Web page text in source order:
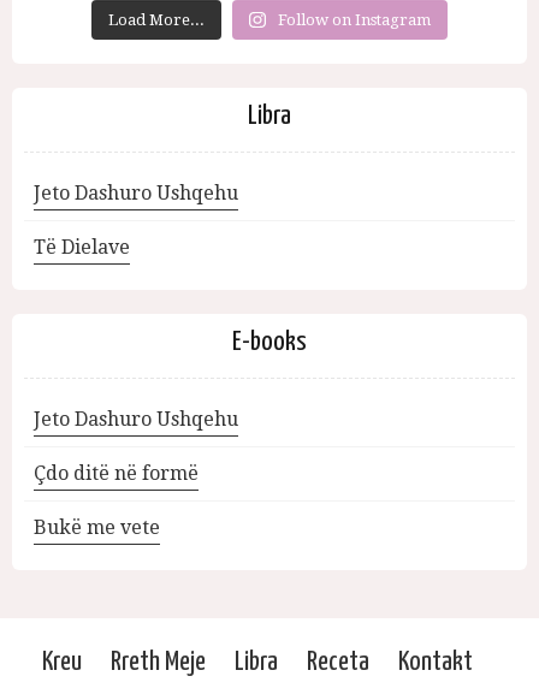
Load More... Follow on Instagram
Libra
Jeto Dashuro Ushqehu
Të Dielave
E-books
Jeto Dashuro Ushqehu
Çdo ditë në formë
Bukë me vete
Kreu Rreth Meje Libra Receta Kontakt